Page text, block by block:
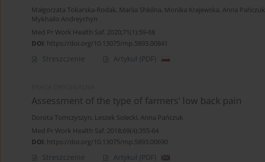
Małgorzata Tokarska-Rodak, Mariia Shkilna, Monika Krajewska, Anna Pańczuk
Mykhailo Andreychyn
Med Pr Work Health Saf. 2020;71(1):59-68
DOI: https://doi.org/10.13075/mp.5893.00841
Streszczenie Artykuł (PDF)
Assessment of the type of farmers’ low back pain
Dorota Tomczyszyn, Leszek Solecki, Anna Pańczuk
Med Pr Work Health Saf. 2018;69(4):355-64
DOI: https://doi.org/10.13075/mp.5893.00690
Streszczenie Artykuł (PDF)